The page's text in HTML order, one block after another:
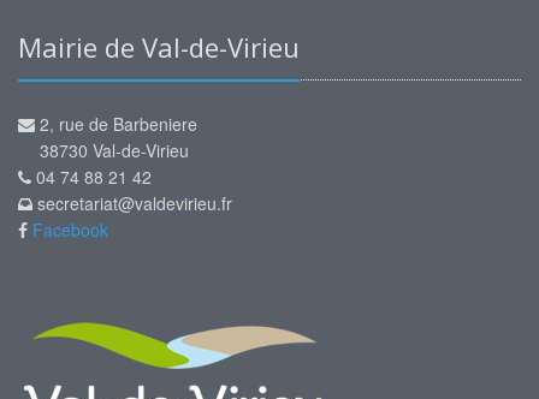
Mairie de Val-de-Virieu
2, rue de Barbeniere
38730 Val-de-Virieu
04 74 88 21 42
secretariat@valdevirieu.fr
Facebook